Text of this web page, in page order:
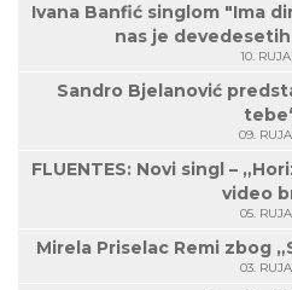
Ivana Banfić singlom "Ima
nas je
10.
Sandro Bjelanović
09.
FLUENTES: Novi singl –
video
05.
Mirela Priselac Remi zbog
03.